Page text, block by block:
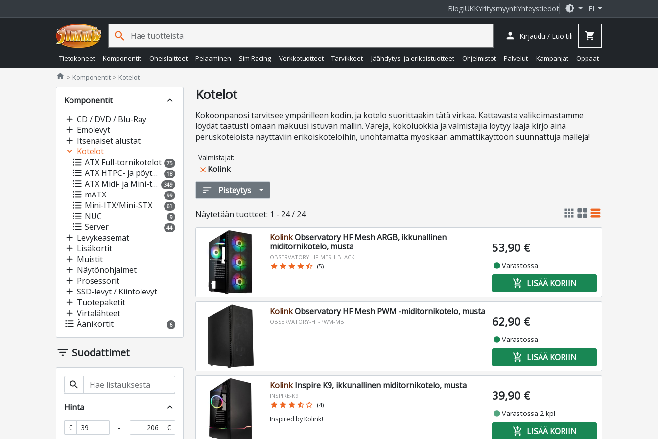
BlogiUKKYritysmyyntiYhteystiedot brightness_medium FI
Tietokoneet Komponentit Oheislaitteet Pelaaminen Sim Racing Verkkotuotteet Tarvikkeet Jäähdytys- ja erikoistuotteet Ohjelmistot Palvelut Kampanjat Oppaat
person Kirjaudu / Luo tili shopping_cart
search
home Jimms.fi
Komponentit Kotelot
Komponentit
expand_less
add CD / DVD / Blu-Ray
add Emolevyt
add Itsenäiset alustat
expand_more Kotelot
format_list_bulleted ATX Full-tornikotelot 75
format_list_bulleted ATX HTPC- ja pöytäkotelot 18
format_list_bulleted ATX Midi- ja Mini-tornikotelot 349
format_list_bulleted mATX 99
format_list_bulleted Mini-ITX/Mini-STX 61
format_list_bulleted NUC 9
format_list_bulleted Server 44
add Levykeasemat
add Lisäkortit
add Muistit
add Näytönohjaimet
add Prosessorit
add SSD-levyt / Kiintolevyt
add Tuotepaketit
add Virtalähteet
format_list_bulleted Äänikortit 6
filter_list Suodattimet
search
Hinta expand_less
€ - €
Kotelot
Kokoonpanosi tarvitsee ympärilleen kodin, ja kotelo suorittaakin tätä virkaa. Kattavasta valikoimastamme
löydät taatusti omaan makuusi istuvan mallin. Värejä, kokoluokkia ja valmistajia löytyy laaja kirjo aina
peruskoteloista näyttäviin erikoiskoteloihin, unohtamatta myöskään ammattikäyttöön suunnattuja malleja!
Valmistajat:
close Kolink
sort
Pisteytys
Näytetään tuotteet: 1 - 24 / 24 apps grid_view table_rows
KolinkObservatory HF Mesh ARGB, ikkunallinen
miditornikotelo, musta
OBSERVATORY-HF-MESH-BLACK
star star star star star_half (5)
53,90 €
fiber_manual_recordVarastossa
add_shopping_cart LISÄÄ KORIIN
KolinkObservatory HF Mesh PWM -miditornikotelo, musta
OBSERVATORY-HF-PWM-MB 62,90 €
fiber_manual_recordVarastossa
add_shopping_cart LISÄÄ KORIIN
KolinkInspire K9, ikkunallinen miditornikotelo, musta
INSPIRE-K9
star star star star_half star_border (4)
Inspired by Kolink!
39,90 €
fiber_manual_recordVarastossa 2 kpl
add_shopping_cart LISÄÄ KORIIN